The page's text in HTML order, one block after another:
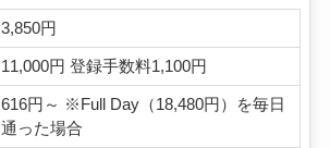
3,850円
11,000円 登録手数料1,100円
616円～ ※Full Day（18,480円）を毎日
通った場合